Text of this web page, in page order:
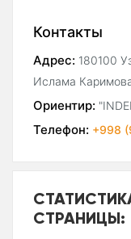
Контакты
Адрес: 180100
Ислама
Ориентир:
Телефон: +998
СТРАНИЦЫ: